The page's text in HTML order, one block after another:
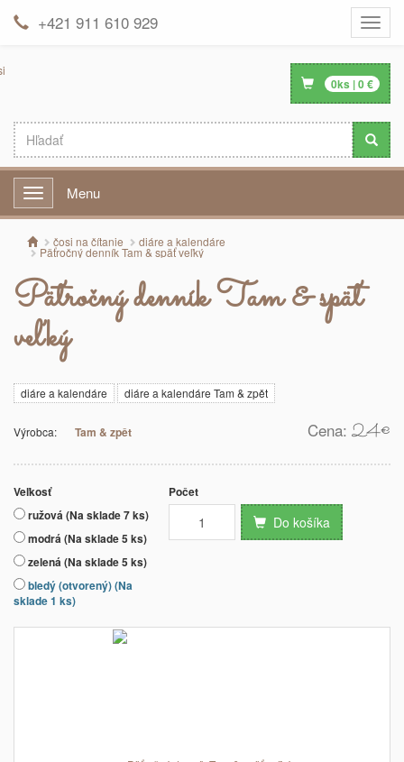
Toggle
+421 911 610 929
0ks |0€
Menu Menu
čosi na čítanie diáre a kalendáre
Päťročný denník Tam & späť veľký
Päťročný denník Tam & späť
veľký
diáre a kalendáre diáre a kalendáre Tam & zpět
Výrobca: Tam & zpět Cena: 24€
Veľkosť
ružová (Na sklade 7 ks)
modrá (Na sklade 5 ks)
zelená (Na sklade 5 ks)
bledý (otvorený) (Na
sklade 1 ks)
Počet
Do košíka